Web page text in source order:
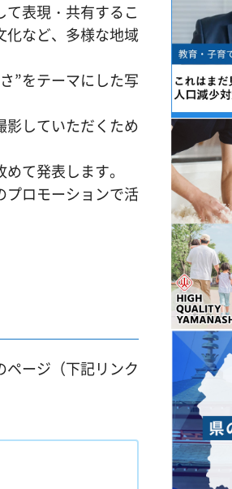
表現・共有するこ
化など、多様な地域
”をテーマにした写
していただくため
て発表します。
ロモーションで活
ージ（下記リンク